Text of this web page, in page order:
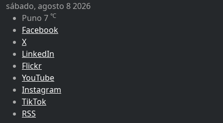
sábado, agosto 8 2026
Puno 7 ℃
Facebook
X
LinkedIn
Flickr
YouTube
Instagram
TikTok
RSS